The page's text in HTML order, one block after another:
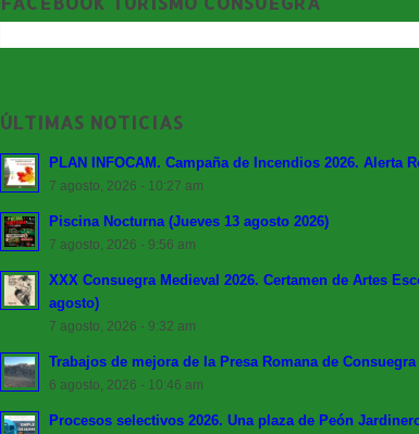
ÚLTIMAS NOTICIAS
PLAN INFOCAM. Campaña de Incendios 2026. Alerta
7 agosto, 2026 - 10:27 am
Piscina Nocturna (Jueves 13 agosto 2026)
7 agosto, 2026 - 9:56 am
XXX Consuegra Medieval 2026. Certamen de Artes
agosto)
7 agosto, 2026 - 9:32 am
Trabajos de mejora de la Presa Romana de Consuegra
6 agosto, 2026 - 10:46 am
Procesos selectivos 2026. Una plaza de Peón